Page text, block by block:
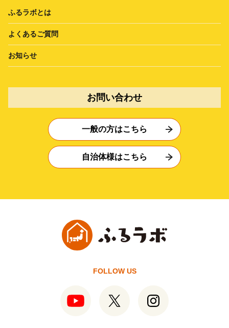
ふるラボとは
よくあるご質問
お知らせ
お問い合わせ
一般の方はこちら
自治体様はこちら
FOLLOW US